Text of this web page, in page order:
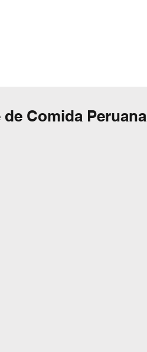
Comida Peruana